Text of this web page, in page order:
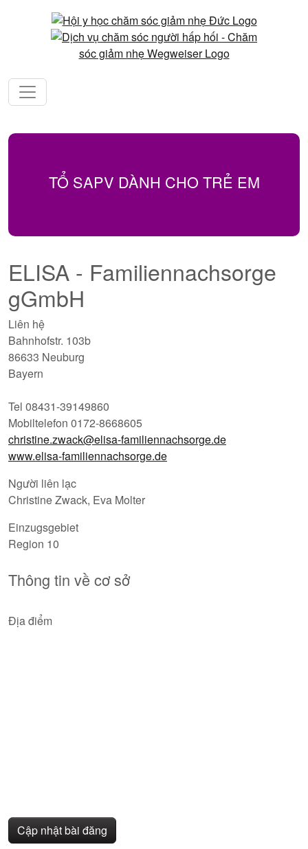
TỔ SAPV DÀNH CHO TRẺ EM
ELISA - Familiennachsorge
gGmbH
Liên hệ
Bahnhofstr. 103b
86633 Neuburg
Bayern
Tel 08431-39149860
Mobiltelefon 0172-8668605
christine.zwack@elisa-familiennachsorge.de
www.elisa-familiennachsorge.de
Người liên lạc
Christine Zwack, Eva Molter
Einzugsgebiet
Region 10
Thông tin về cơ sở
Địa điểm
Cập nhật bài đăng